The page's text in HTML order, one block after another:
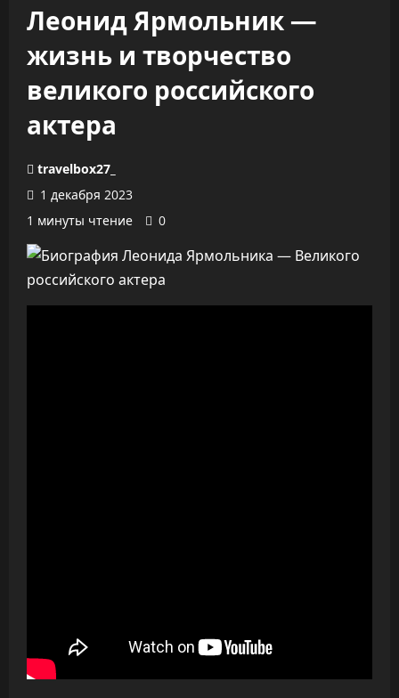
Леонид Ярмольник —
жизнь и творчество
великого российского
актера
travelbox27_
1 декабря 2023
1 минуты чтение
0